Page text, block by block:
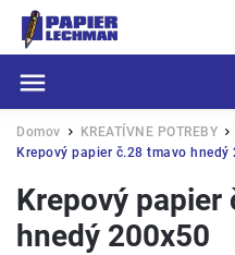
Hľadať
Domov / KREATÍVNE POTREBY /
Krepový papier č.28 tmavo hnedý
Krepový papier
hnedý 200x50